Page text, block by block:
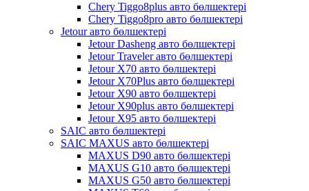
Chery Tiggo8plus авто бөлшектері
Chery Tiggo8pro авто бөлшектері
Jetour авто бөлшектері
Jetour Dasheng авто бөлшектері
Jetour Traveler авто бөлшектері
Jetour X70 авто бөлшектері
Jetour X70Plus авто бөлшектері
Jetour X90 авто бөлшектері
Jetour X90plus авто бөлшектері
Jetour X95 авто бөлшектері
SAIC авто бөлшектері
SAIC MAXUS авто бөлшектері
MAXUS D90 авто бөлшектері
MAXUS G10 авто бөлшектері
MAXUS G50 авто бөлшектері